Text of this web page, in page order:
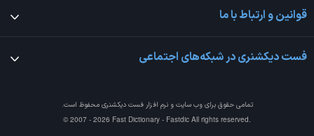
قوانین و ارتباط با ما
فست دیکشنری در شبکه‌های اجتماعی
تمامی حقوق برای وب سایت و نرم افزارفست دیکشنری محفوظ است.
© 2007 - 2026 Fast Dictionary - Fastdic All rights reserved.